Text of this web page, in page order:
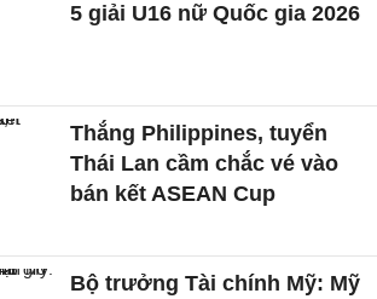
5 giải U16 nữ Quốc gia 2026
Thắng Philippines, tuyển
Thái Lan cầm chắc vé vào
bán kết ASEAN Cup
Bộ trưởng Tài chính Mỹ: Mỹ